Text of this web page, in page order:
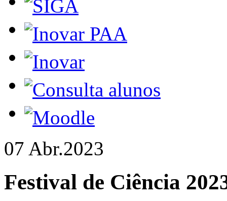
07 Abr.2023
Festival de Ciência